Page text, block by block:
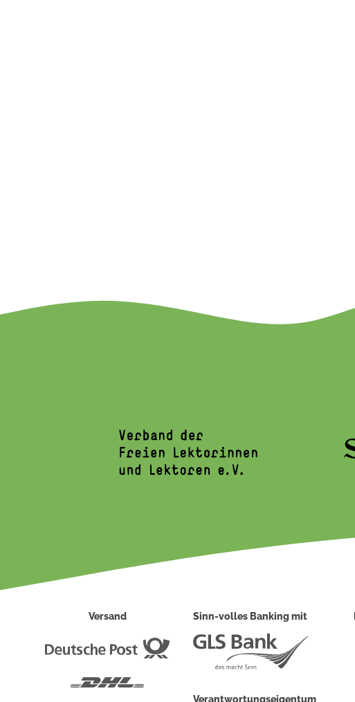
Versand
Deutsche
Sinn-volles Banking mit
Verantwortungseigentum